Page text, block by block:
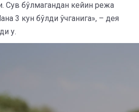
Сув бўлмагандан кейин режа
3 кун бўлди ўчганига», – дея
у.